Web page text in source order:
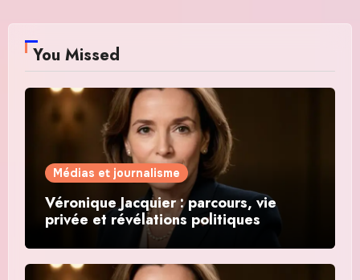
You Missed
Médias et journalisme
Véronique Jacquier : parcours, vie
privée et révélations politiques